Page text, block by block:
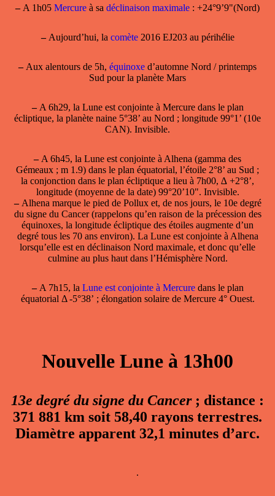
–A 1h05 Mercure à sa déclinaison maximale : +24°9’9"(Nord)
–Aujourd’hui, la comète 2016 EJ203 au périhélie
–Aux alentours de 5h, équinoxe d’automne Nord / printemps
Sud pour la planète Mars
–A 6h29, la Lune est conjointe à Mercuredans le plan
écliptique, la planète naine 5°38’ au Nord ; longitude 99°1’ (10e
CAN). Invisible.
–A 6h45, la Lune est conjointe à Alhena (gamma des
Gémeaux ; m 1.9) dans le plan équatorial, l’étoile 2°8’ au Sud ;
la conjonction dans le plan écliptique a lieu à 7h00, ∆ +2°8’,
longitude (moyenne de la date) 99°20’10". Invisible.
–Alhena marque le pied de Pollux et, de nos jours, le 10e degré
du signe du Cancer (rappelons qu’en raison de la précession des
équinoxes, la longitude écliptique des étoiles augmente d’un
degré tous les 70 ans environ). La Lune est conjointe à Alhena
lorsqu’elle est en déclinaison Nord maximale, et donc qu’elle
culmine au plus haut dans l’Hémisphère Nord.
–A 7h15, la Lune est conjointe à Mercuredans le plan
équatorial Δ -5°38’ ; élongation solaire de Mercure 4° Ouest.
Nouvelle Lune à 13h00
13e degré du signe du Cancer; distance :
371 881 km soit 58,40 rayons terrestres.
Diamètre apparent 32,1 minutes d’arc.
.